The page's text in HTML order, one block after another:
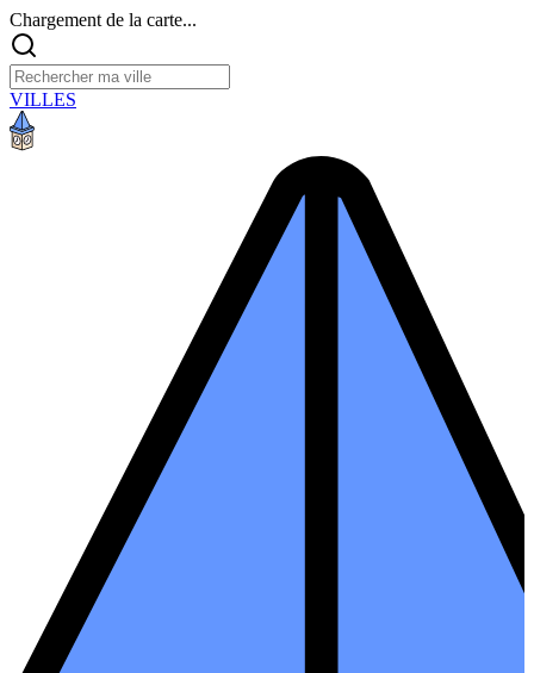
Chargement de la carte...
VILLES